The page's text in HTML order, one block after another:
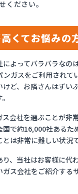
ください。
くてお悩みの
よってバラバラなの
ンガスをご利用されて
けど、お隣さんはずい
会社を選ぶことが非
で約16,000社あるた
は非常に難しい状況で
、当社はお客様に代
ス会社をご紹介する